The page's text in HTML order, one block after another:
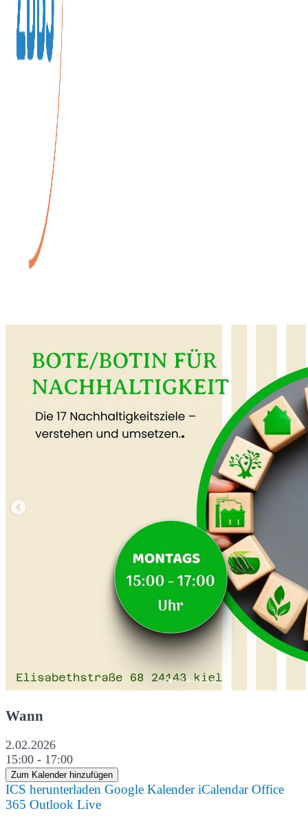
Wann
2.02.2026
15:00 - 17:00
Zum Kalender hinzufügen
ICS herunterladen Google Kalender iCalendar Office
365 Outlook Live